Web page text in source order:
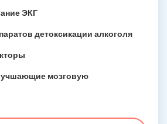
ЭКГ
детоксикации алкоголя
мозговую